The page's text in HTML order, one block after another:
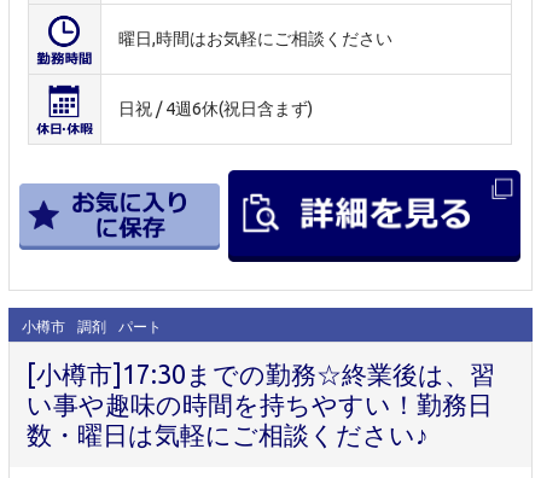
曜日,時間はお気軽にご相談ください
日祝 / 4週6休(祝日含まず)
小樽市 調剤 パート
[小樽市]17:30までの勤務☆終業後は、習
い事や趣味の時間を持ちやすい！勤務日
数・曜日は気軽にご相談ください♪